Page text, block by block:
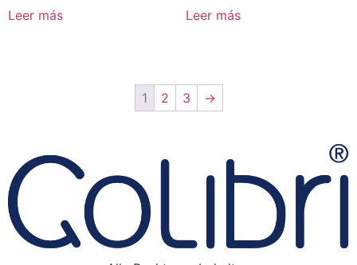
Leer más Leer más
1 2 3 →